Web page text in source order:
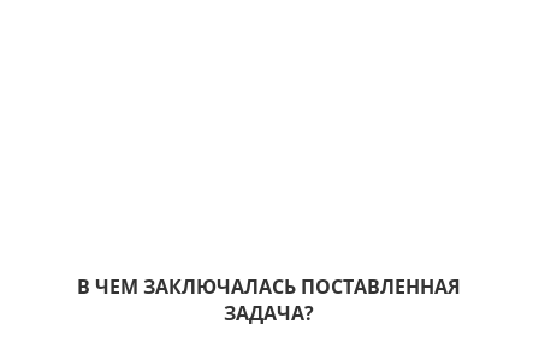
В ЧЕМ ЗАКЛЮЧАЛАСЬ ПОСТАВЛЕННАЯ
ЗАДАЧА?